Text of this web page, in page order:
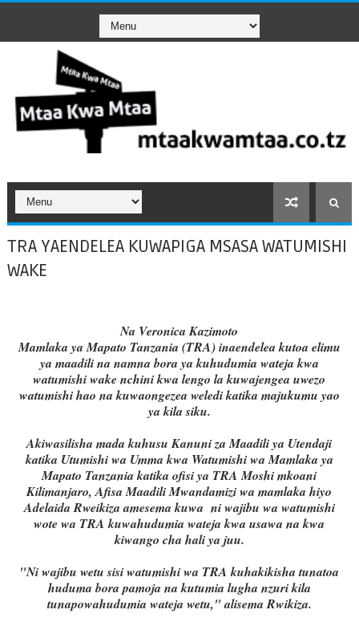
TRA YAENDELEA KUWAPIGA MSASA WATUMISHI
WAKE
Na Veronica Kazimoto
Mamlaka ya Mapato Tanzania (TRA) inaendelea kutoa elimu
ya maadili na namna bora ya kuhudumia wateja kwa
watumishi wake nchini kwa lengo la kuwajengea uwezo
watumishi hao na kuwaongezea weledi katika majukumu yao
ya kila siku.
Akiwasilisha mada kuhusu Kanuni za Maadili ya Utendaji
katika Utumishi wa Umma kwa Watumishi wa Mamlaka ya
Mapato Tanzania katika ofisi ya TRA Moshi mkoani
Kilimanjaro, Afisa Maadili Mwandamizi wa mamlaka hiyo
Adelaida Rweikiza amesema kuwa ni wajibu wa watumishi
wote wa TRA kuwahudumia wateja kwa usawa na kwa
kiwango cha hali ya juu.
"Ni wajibu wetu sisi watumishi wa TRA kuhakikisha tunatoa
huduma bora pamoja na kutumia lugha nzuri kila
tunapowahudumia wateja wetu," alisema Rwikiza.